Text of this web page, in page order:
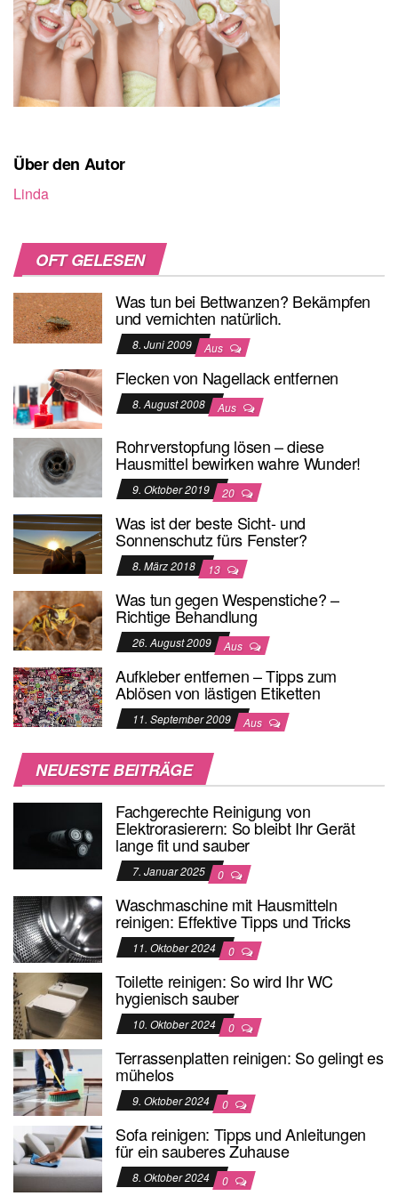
Über den Autor
Linda
OFT GELESEN
Was tun bei Bettwanzen? Bekämpfen
und vernichten natürlich.
8. Juni 2009 Aus
Flecken von Nagellack entfernen
8. August 2008 Aus
Rohrverstopfung lösen – diese
Hausmittel bewirken wahre Wunder!
9. Oktober 2019 20
Was ist der beste Sicht- und
Sonnenschutz fürs Fenster?
8. März 2018 13
Was tun gegen Wespenstiche? –
Richtige Behandlung
26. August 2009 Aus
Aufkleber entfernen – Tipps zum
Ablösen von lästigen Etiketten
11. September 2009 Aus
NEUESTE BEITRÄGE
Fachgerechte Reinigung von
Elektrorasierern: So bleibt Ihr Gerät
lange fit und sauber
7. Januar 2025 0
Waschmaschine mit Hausmitteln
reinigen: Effektive Tipps und Tricks
11. Oktober 2024 0
Toilette reinigen: So wird Ihr WC
hygienisch sauber
10. Oktober 2024 0
Terrassenplatten reinigen: So gelingt es
mühelos
9. Oktober 2024 0
Sofa reinigen: Tipps und Anleitungen
für ein sauberes Zuhause
8. Oktober 2024 0